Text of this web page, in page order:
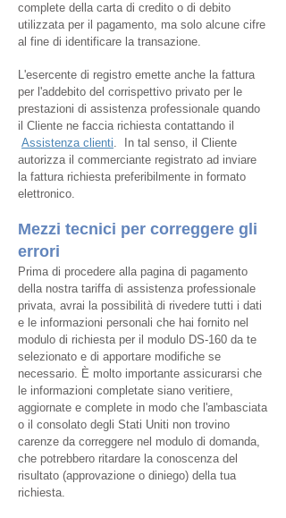
complete della carta di credito o di debito
utilizzata per il pagamento, ma solo alcune cifre
al fine di identificare la transazione.
L'esercente di registro emette anche la fattura
per l'addebito del corrispettivo privato per le
prestazioni di assistenza professionale quando
il Cliente ne faccia richiesta contattando il
Assistenza clienti. In tal senso, il Cliente
autorizza il commerciante registrato ad inviare
la fattura richiesta preferibilmente in formato
elettronico.
Mezzi tecnici per correggere gli
errori
Prima di procedere alla pagina di pagamento
della nostra tariffa di assistenza professionale
privata, avrai la possibilità di rivedere tutti i dati
e le informazioni personali che hai fornito nel
modulo di richiesta per il modulo DS-160 da te
selezionato e di apportare modifiche se
necessario. È molto importante assicurarsi che
le informazioni completate siano veritiere,
aggiornate e complete in modo che l'ambasciata
o il consolato degli Stati Uniti non trovino
carenze da correggere nel modulo di domanda,
che potrebbero ritardare la conoscenza del
risultato (approvazione o diniego) della tua
richiesta.